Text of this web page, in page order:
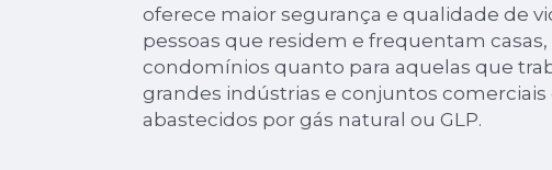
oferece maior segurança e qualidade de
pessoas que residem e frequentam
condomínios quanto para aquelas que
grandes indústrias e conjuntos comerciais
abastecidos por gás natural ou GLP.